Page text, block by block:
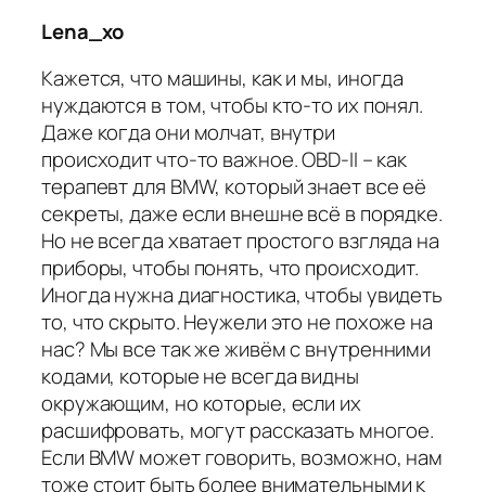
Lena_xo
Кажется, что машины, как и мы, иногда
нуждаются в том, чтобы кто-то их понял.
Даже когда они молчат, внутри
происходит что-то важное. OBD-II – как
терапевт для BMW, который знает все её
секреты, даже если внешне всё в порядке.
Но не всегда хватает простого взгляда на
приборы, чтобы понять, что происходит.
Иногда нужна диагностика, чтобы увидеть
то, что скрыто. Неужели это не похоже на
нас? Мы все так же живём с внутренними
кодами, которые не всегда видны
окружающим, но которые, если их
расшифровать, могут рассказать многое.
Если BMW может говорить, возможно, нам
тоже стоит быть более внимательными к